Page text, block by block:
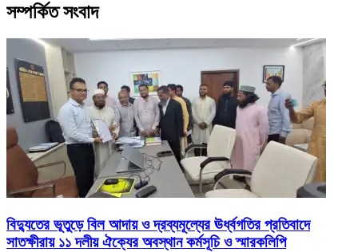
সম্পর্কিত সংবাদ
বিদ্যুতের ভূতুড়ে বিল আদায় ও দ্রব্যমূল্যের ঊর্ধ্বগতির প্রতিবাদে
সাতক্ষীরায় ১১ দলীয় ঐক্যের অবস্থান কর্মসূচি ও স্মারকলিপি